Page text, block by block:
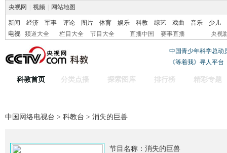
央视网 视频 网站地图
新闻 经济 军事 评论 图片 体育 娱乐 科教 综艺 戏曲 音乐
少儿
电视
频道大全 栏目大全 节目大全 直播中国 赛事直播 央视
中国青少年科学总动
《等着我》寻人平台
科教首页 分类点播 探索图库 排行榜 精彩专题
中国网络电视台 > 科教台 > 消失的巨兽
节目名称： 消失的巨兽